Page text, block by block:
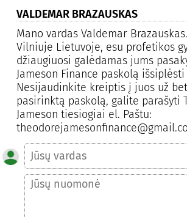
VALDEMAR BRAZAUSKAS
Mano vardas Valdemar
Vilniuje Lietuvoje, esu profetikos
džiaugiuosi galėdamas jums
Jameson Finance paskolą
Nesijaudinkite kreiptis į juos už
pasirinktą paskolą, galite parašyti
Jameson tiesiogiai el. Paštu: